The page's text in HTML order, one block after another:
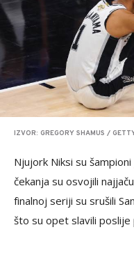
IZVOR: GREGORY SHAMUS /
Njujork Niksi su šampioni
čekanja su osvojili
finalnoj seriji su srušili
što su opet slavili